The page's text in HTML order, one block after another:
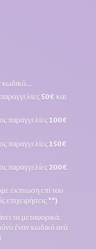
κωδικό...
50€ και
παραγγελίες 100€
παραγγελίες 150€
παραγγελίες 200€
έκπτωση επί του
επιχειρήσεις **)
τα μεταφορικά.
έναν κωδικό ανά